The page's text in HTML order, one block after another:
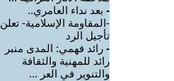
- بعد نداء العامري..
-المقاومة الإسلامية- تعلن
تأجيل الرد
- رائد فهمي: المدى منبر
رائد للمهنية والثقافة
والتنوير في العر ...